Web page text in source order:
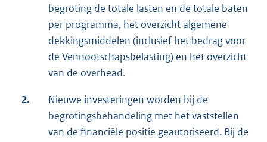
begroting de totale lasten en de totale baten
per programma, het overzicht algemene
dekkingsmiddelen (inclusief het bedrag voor
de Vennootschapsbelasting) en het overzicht
van de overhead.
2.
Nieuwe investeringen worden bij de
begrotingsbehandeling met het vaststellen
van de financiële positie geautoriseerd. Bij de